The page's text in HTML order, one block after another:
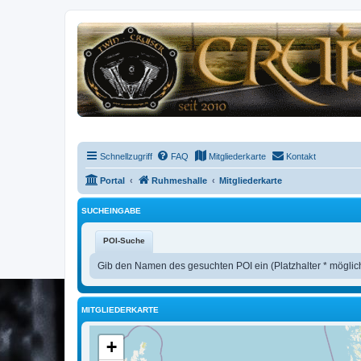
Schnellzugriff FAQ Mitgliederkarte Kontakt
Portal Ruhmeshalle Mitgliederkarte
SUCHEINGABE
POI-Suche
Gib den Namen des gesuchten POI ein (Platzhalter *
MITGLIEDERKARTE
+